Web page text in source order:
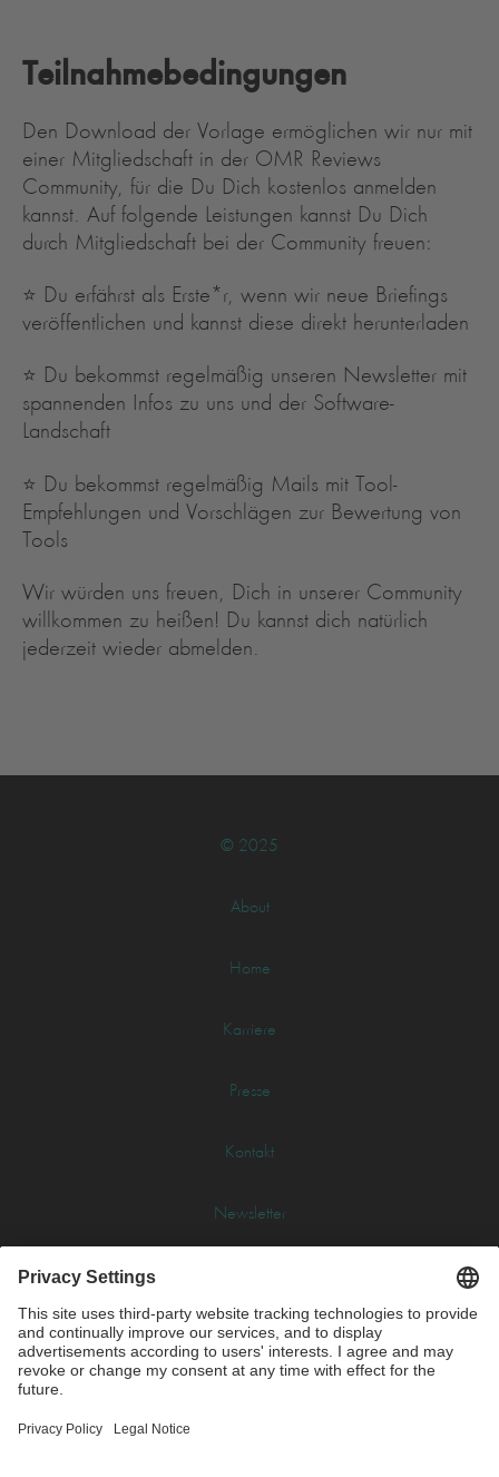
Teilnahmebedingungen
Den Download der Vorlage ermöglichen wir nur mit
einer Mitgliedschaft in der OMR Reviews
Community, für die Du Dich kostenlos anmelden
kannst. Auf folgende Leistungen kannst Du Dich
durch Mitgliedschaft bei der Community freuen:
⭐️ Du erfährst als Erste*r, wenn wir neue Briefings
veröffentlichen und kannst diese direkt herunterladen
⭐️ Du bekommst regelmäßig unseren Newsletter mit
spannenden Infos zu uns und der Software-
Landschaft
⭐️ Du bekommst regelmäßig Mails mit Tool-
Empfehlungen und Vorschlägen zur Bewertung von
Tools
Wir würden uns freuen, Dich in unserer Community
willkommen zu heißen! Du kannst dich natürlich
jederzeit wieder abmelden.
© 2025
About
Home
Karriere
Presse
Kontakt
Newsletter
Impressum